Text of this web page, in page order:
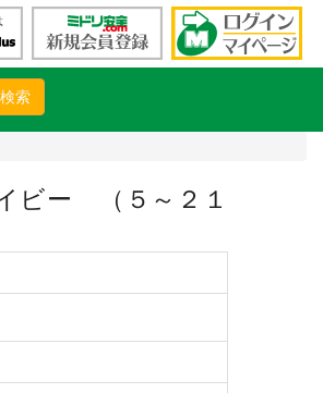
検索
ビー （５～２１